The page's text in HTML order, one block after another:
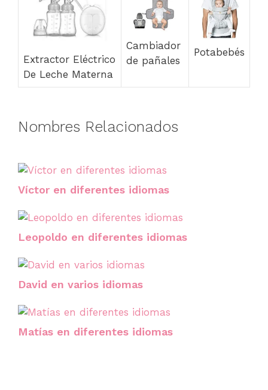
Extractor Eléctrico
De Leche Materna
Cambiador
de pañales
Potabebés
Nombres Relacionados
Víctor en diferentes idiomas
Leopoldo en diferentes idiomas
David en varios idiomas
Matías en diferentes idiomas